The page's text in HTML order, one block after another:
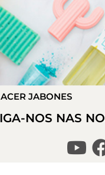
JABONES
NOS NAS